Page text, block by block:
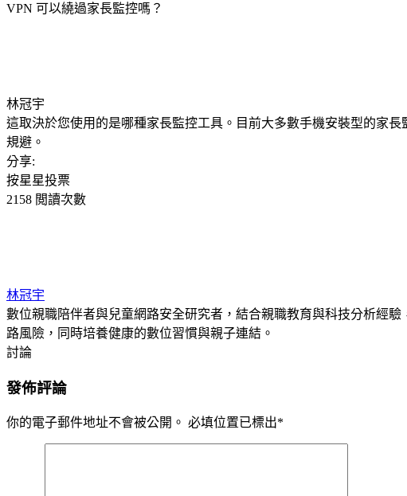
VPN 可以繞過家長監控嗎？
林冠宇
這取決於您使用的是哪種家長監控工具。目前大多數手機安裝型的家
規避。
分享:
按星星投票
2158 閲讀次數
林冠宇
數位親職陪伴者與兒童網路安全研究者，結合親職教育與科技分析經
路風險，同時培養健康的數位習慣與親子連結。
討論
發佈評論
你的電子郵件地址不會被公開。 必填位置已標出*